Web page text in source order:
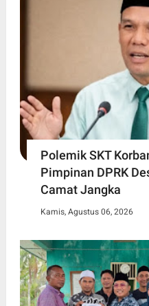
Polemik SKT
Pimpinan DPRK
Camat Jangka
Kamis, Agustus 06, 2026